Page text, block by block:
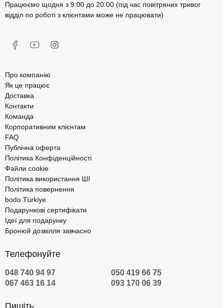
Працюємо щодня з 9:00 до 20:00 (під час повітряних тривог
відділ по роботі з клієнтами може не працювати)
Про компанію
Як це працює
Доставка
Контакти
Команда
Корпоративним клієнтам
FAQ
Публічна оферта
Політика Конфіденційності
Файли cookie
Політика використання ШІ
Політика повернення
bodo Türkiye
Подарункові сертифікати
Ідеї для подарунку
Бронюй дозвілля завчасно
Телефонуйте
048 740 94 97
050 419 66 75
067 463 16 14
093 170 06 39
Пишіть